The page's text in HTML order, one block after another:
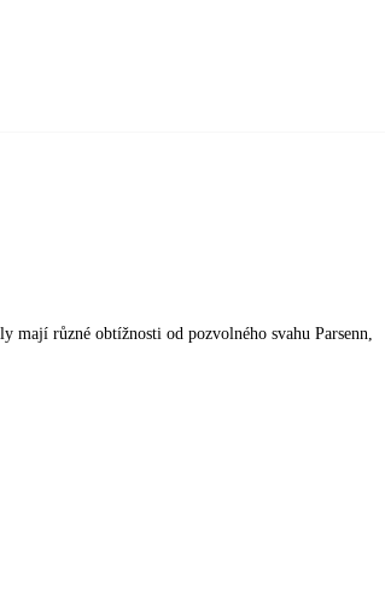
mají různé obtížnosti od pozvolného svahu Parsenn,